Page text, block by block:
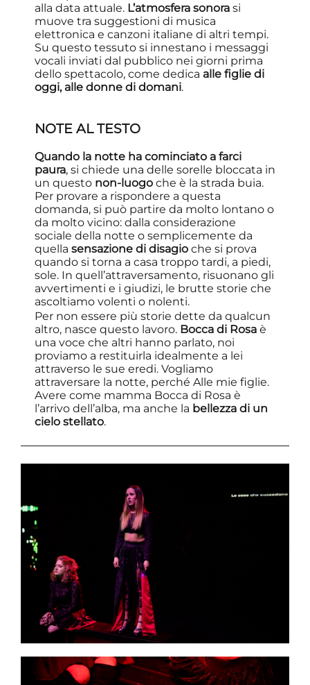
alla data attuale. L’atmosfera sonora si
muove tra suggestioni di musica
elettronica e canzoni italiane di altri tempi.
Su questo tessuto si innestano i messaggi
vocali inviati dal pubblico nei giorni prima
dello spettacolo, come dedica alle figlie di
oggi, alle donne di domani.
NOTE AL TESTO
Quando la notte ha cominciato a farci
paura, si chiede una delle sorelle bloccata in
un questo non-luogo che è la strada buia.
Per provare a rispondere a questa
domanda, si può partire da molto lontano o
da molto vicino: dalla considerazione
sociale della notte o semplicemente da
quella sensazione di disagio che si prova
quando si torna a casa troppo tardi, a piedi,
sole. In quell’attraversamento, risuonano gli
avvertimenti e i giudizi, le brutte storie che
ascoltiamo volenti o nolenti.
Per non essere più storie dette da qualcun
altro, nasce questo lavoro. Bocca di Rosa è
una voce che altri hanno parlato, noi
proviamo a restituirla idealmente a lei
attraverso le sue eredi. Vogliamo
attraversare la notte, perché Alle mie figlie.
Avere come mamma Bocca di Rosa è
l’arrivo dell’alba, ma anche la bellezza di un
cielo stellato.